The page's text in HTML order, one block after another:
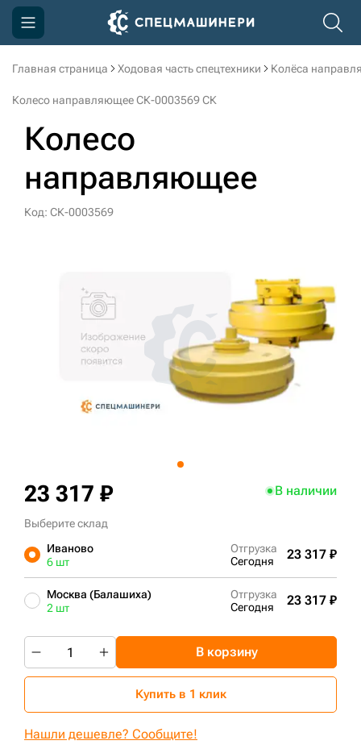
Главная страница Ходовая часть спецтехники Колёса
Колесо направляющее СК-0003569 СК
Колесо
направляющее
Код: СК-0003569
23 317 ₽ В наличии
Выберите склад
Иваново
6 шт
Отгрузка
Сегодня
23 317 ₽
Москва (Балашиха)
2 шт
Отгрузка
Сегодня
23 317 ₽
В корзину
Купить в 1 клик
Нашли дешевле? Сообщите!
Компания
Доставка и оплата
Информация
Контакты
sksale@skdst.ru
+7 (499) 394-50-93